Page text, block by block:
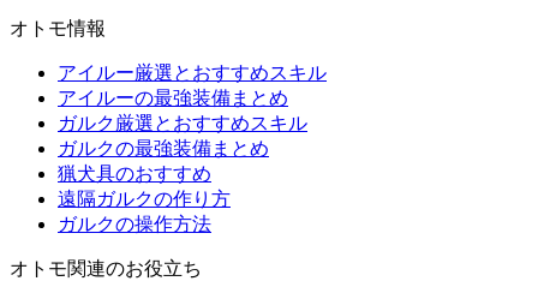
オトモ情報
アイルー厳選とおすすめスキル
アイルーの最強装備まとめ
ガルク厳選とおすすめスキル
ガルクの最強装備まとめ
猟犬具のおすすめ
遠隔ガルクの作り方
ガルクの操作方法
オトモ関連のお役立ち